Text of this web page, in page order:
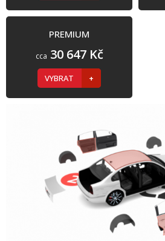
PREMIUM
cca 30 647 Kč
VYBRAT